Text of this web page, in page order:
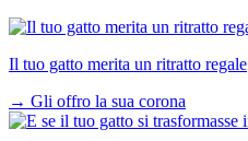
Il tuo gatto merita un ritratto regale
→ Gli offro la sua corona